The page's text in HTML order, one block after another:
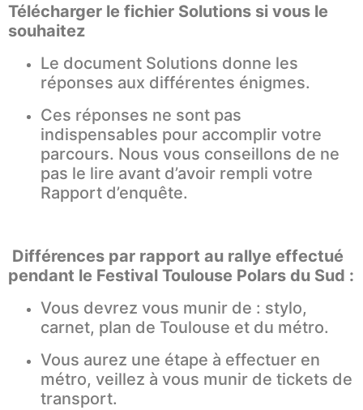
Télécharger le fichier Solutions si vous le
souhaitez
Le document Solutions donne les
réponses aux différentes énigmes.
Ces réponses ne sont pas
indispensables pour accomplir votre
parcours. Nous vous conseillons de ne
pas le lire avant d’avoir rempli votre
Rapport d’enquête.
Différences par rapport au rallye effectué
pendant le Festival Toulouse Polars du Sud :
Vous devrez vous munir de : stylo,
carnet, plan de Toulouse et du métro.
Vous aurez une étape à effectuer en
métro, veillez à vous munir de tickets de
transport.